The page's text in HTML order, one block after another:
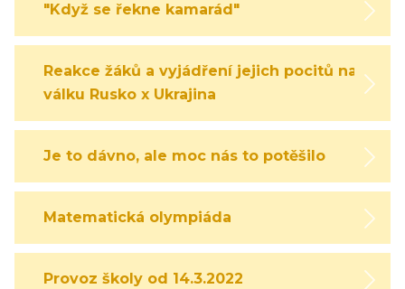
"Když se řekne kamarád"
Reakce žáků a vyjádření jejich pocitů na
válku Rusko x Ukrajina
Je to dávno, ale moc nás to potěšilo
Matematická olympiáda
Provoz školy od 14.3.2022